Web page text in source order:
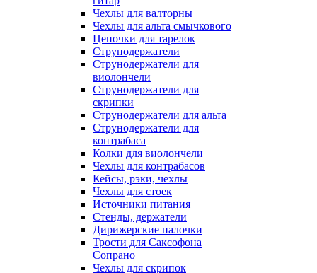
Чехлы для валторны
Чехлы для альта смычкового
Цепочки для тарелок
Струнодержатели
Струнодержатели для
виолончели
Струнодержатели для
скрипки
Струнодержатели для альта
Струнодержатели для
контрабаса
Колки для виолончели
Чехлы для контрабасов
Кейсы, рэки, чехлы
Чехлы для стоек
Источники питания
Стенды, держатели
Дирижерские палочки
Трости для Саксофона
Сопрано
Чехлы для скрипок